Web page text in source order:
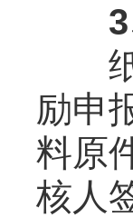
纸
励申
料原
核人